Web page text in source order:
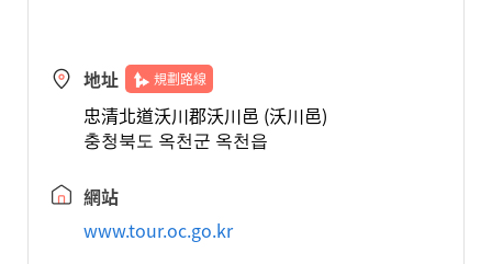
地址 規劃路線
忠清北道沃川郡沃川邑 (沃川邑)
충청북도 옥천군 옥천읍
網站
www.tour.oc.go.kr